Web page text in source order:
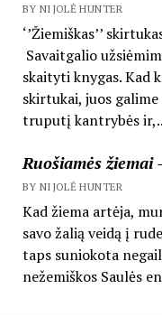
BY NIJOLĖ HUNTER
‘’Žiemiškas’’
Savaitgalio
skaityti knygas. Kad
skirtukai, juos
truputį kantrybės
Ruošiamės žiemai
BY NIJOLĖ HUNTER
Kad žiema artėja,
savo žalią veidą į
taps suniokota
nežemiškos Saulės